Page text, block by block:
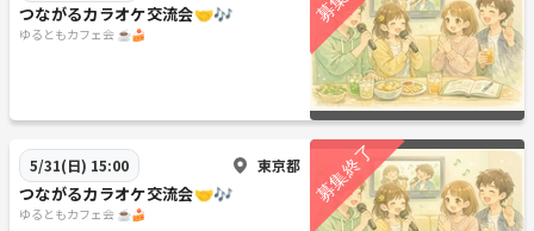
つながるカラオケ交流会🤝🎶
ゆるともカフェ会 ☕🍰
5/31(日) 15:00 東京都
つながるカラオケ交流会🤝🎶
ゆるともカフェ会 ☕🍰